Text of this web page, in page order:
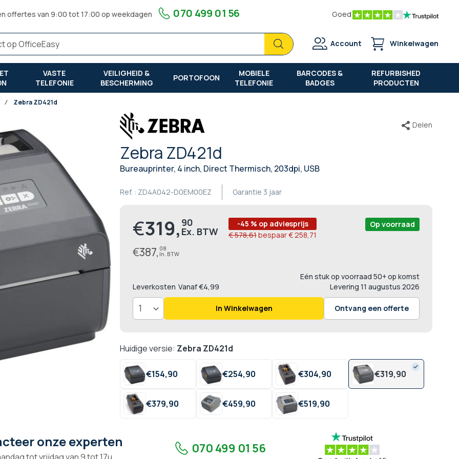
offertes van 9:00 tot 17:00 op weekdagen 070 499 01 56 Goed
Zoek
Zoek
Account Winkelwagen
VASTE
TELEFONIE
VEILIGHEID &
BESCHERMING
PORTOFOON
MOBIELE
TELEFONIE
BARCODES &
BADGES
REFURBISHED
PRODUCTEN
Zebra ZD421d
Zebra ZD421d
Bureauprinter, 4 inch, Direct Thermisch, 203dpi, USB
Garantie 3 jaar
Ref. : ZD4A042-D0EM00EZ
Delen
Prijs
€319, 90
€387, 08
-45 % op adviesprijs
€ 578,61bespaar€ 258,71
Eén stuk op voorraad 50+ op komst
Op voorraad
Levering 11 augustus 2026
Leverkosten Vanaf €4,99
In Winkelwagen Ontvang een offerte
Huidige versie: Zebra ZD421d
€154,90 €254,90 €304,90 €319,90
€379,90 €459,90 €519,90
onze experten 070 499 01 56